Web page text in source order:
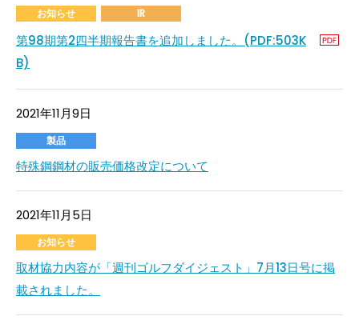
お知らせ IR
第98期第2四半期報告書を追加しました。(PDF:503K
B)
2021年11月9日
製品
特殊鋼鋼材の販売価格改定について
2021年11月5日
お知らせ
取材協力内容が「週刊ゴルフダイジェスト」7月13日号に掲
載されました。